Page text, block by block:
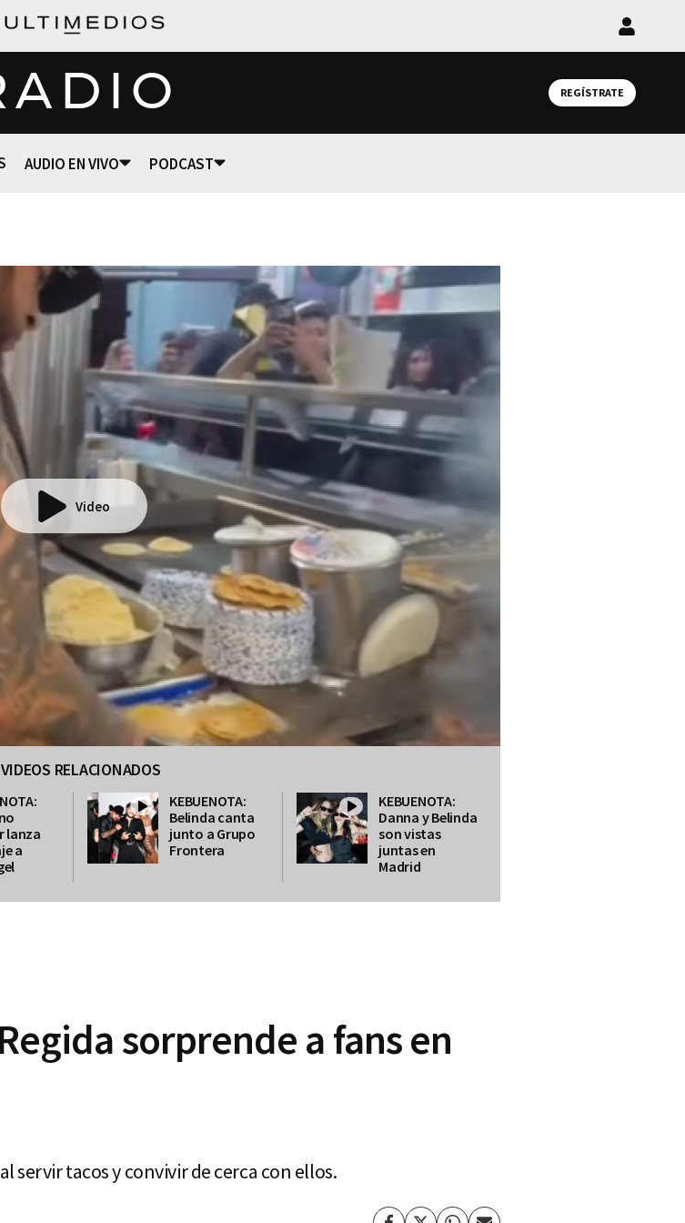
Iniciar
REGÍSTRATE
AUDIO EN VIVO PODCAST
Video
VIDEOS RELACIONADOS
lanza
a
KEBUENOTA:
Belinda canta
junto a Grupo
Frontera
KEBUENOTA:
Danna y Belinda
son vistas
juntas en
Madrid
sorprende a fans en
servir tacos y convivir de cerca con ellos.